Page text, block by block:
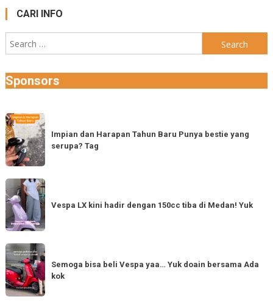
CARI INFO
Search
for:
Sponsors
Impian
dan
Harapan
Tahun
Baru
Punya
bestie
yang
Tag
Impian dan Harapan Tahun Baru Punya bestie yang
serupa? Tag
Vespa
LX
kini
hadir
dengan
150cc
tiba
di
Vespa LX kini hadir dengan 150cc tiba di Medan! Yuk
Semoga
bisa
beli
Vespa
Semoga bisa beli Vespa yaa… Yuk doain bersama Ada
kok